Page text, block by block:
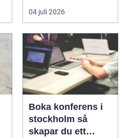
Bakom varje funger...
04 juli 2026
Boka konferens i
stockholm så
skapar du ett